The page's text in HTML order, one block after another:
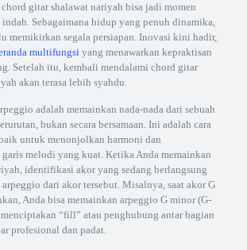
gitar shalawat nariyah bisa jadi momen
Sebagaimana hidup yang penuh dinamika,
memikirkan segala persiapan. Inovasi kini hadir,
multifungsiyang menawarkan kepraktisan
Setelah itu, kembali mendalami chord gitar
akan terasa lebih syahdu.
adalah memainkan nada-nada dari sebuah
bukan secara bersamaan. Ini adalah cara
untuk menonjolkan harmoni dan
melodi yang kuat. Ketika Anda memainkan
identifikasi akor yang sedang berlangsung
dari akor tersebut. Misalnya, saat akor G
Anda bisa memainkan arpeggio G minor (G-
“fill” atau penghubung antar bagian
profesional dan padat.